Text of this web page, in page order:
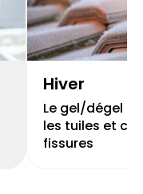
Hiver
Le gel/dégel
les tuiles et
fissures